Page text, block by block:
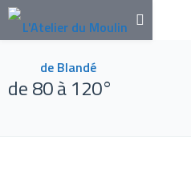
de 80 à 120°